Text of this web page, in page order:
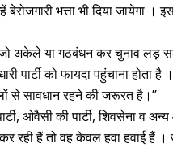
भत्ता भी दिया जायेगा ।
हैं जो अकेले या गठबंधन कर चुनाव
को फायदा पहुंचाना होता है ।
से सावधान रहने की जरूरत है।’’
ओवैसी की पार्टी, शिवसेना व
रही हैं तो वह केवल हवा हवाई हैं ।